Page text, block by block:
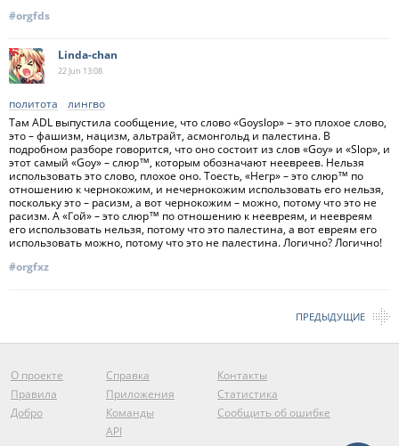
#orgfds
Linda-chan
22 Jun 13:08
политота
лингво
Там ADL выпустила сообщение, что слово «Goyslop» – это плохое слово,
это – фашизм, нацизм, альтрайт, асмонгольд и палестина. В
подробном разборе говорится, что оно состоит из слов «Goy» и «Slop», и
этот самый «Goy» – слюр™, которым обозначают неевреев. Нельзя
использовать это слово, плохое оно. Тоесть, «Негр» – это слюр™ по
отношению к чернокожим, и нечернокожим использовать его нельзя,
поскольку это – расизм, а вот чернокожим – можно, потому что это не
расизм. А «Гой» – это слюр™ по отношению к неевреям, и неевреям
его использовать нельзя, потому что это палестина, а вот евреям его
использовать можно, потому что это не палестина. Логично? Логично!
#orgfxz
ПРЕДЫДУЩИЕ
О проекте
Правила
Добро
Справка
Приложения
Команды
API
Контакты
Статистика
Сообщить об ошибке